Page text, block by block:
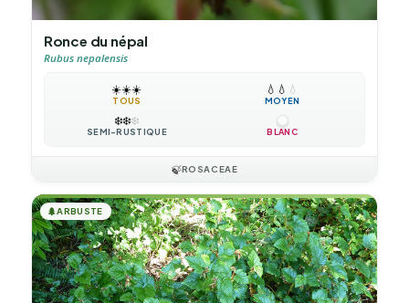
Ronce du népal
Rubus nepalensis
☀️☀️☀️
TOUS
💧 💧 💧
MOYEN
❄️❄️❄️
SEMI-RUSTIQUE BLANC
🍃ROSACEAE
🌲ARBUSTE